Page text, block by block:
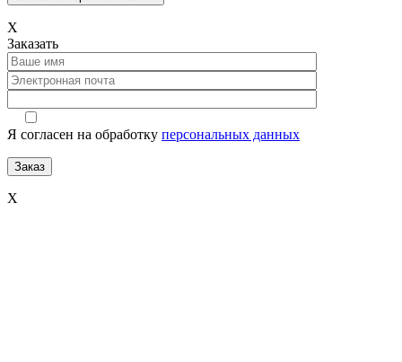
Х
Заказать
Я согласен на обработку персональных данных
Х